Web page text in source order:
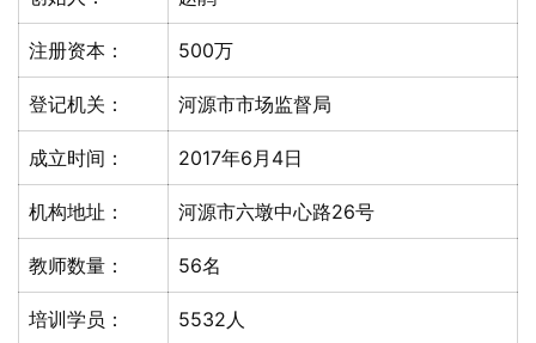
注册资本： 500万
登记机关： 河源市市场监督局
成立时间： 2017年6月4日
机构地址： 河源市六墩中心路26号
教师数量： 56名
培训学员： 5532人